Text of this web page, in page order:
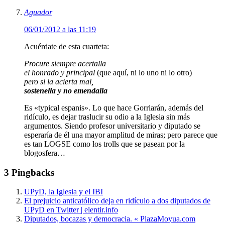
Aguador
06/01/2012 a las 11:19
Acuérdate de esta cuarteta:
Procure siempre acertalla
el honrado y principal (que aquí, ni lo uno ni lo otro)
pero si la acierta mal,
sostenella y no emendalla
Es «typical espanis». Lo que hace Gorriarán, además del
ridículo, es dejar traslucir su odio a la Iglesia sin más
argumentos. Siendo profesor universitario y diputado se
esperaría de él una mayor amplitud de miras; pero parece que
es tan LOGSE como los trolls que se pasean por la
blogosfera…
3 Pingbacks
UPyD, la Iglesia y el IBI
El prejuicio anticatólico deja en ridículo a dos diputados de
UPyD en Twitter | elentir.info
Diputados, bocazas y democracia. « PlazaMoyua.com